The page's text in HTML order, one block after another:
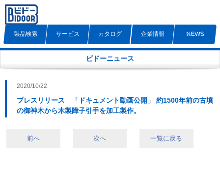
製品検索 サービス カタログ 企業情報 NEWS
ビドーニュース
2020/10/22
プレスリリース 「ドキュメント動画公開」 約1500年前の古墳
の御神木から木製障子引手を加工製作。
前へ 次へ 一覧に戻る